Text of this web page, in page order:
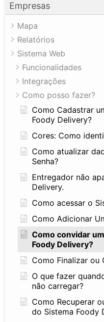
Empresas
Mapa
Relatórios
Sistema Web
Funcionalidades
Integrações
Como posso fazer?
Como Cadastrar
Foody Delivery?
Cores: Como
Como atualizar
Senha?
Entregador não
Delivery.
Como acessar o
Como Adicionar
Como convidar
Foody Delivery?
Como Finalizar ou
O que fazer
não carregar?
Como Recuperar
do Sistema Foody